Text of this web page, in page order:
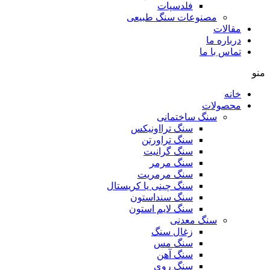
فلدسپات
مصنوعات سنگ طبیعی
مقالات
درباره ما
تماس با ما
منو
خانه
محصولات
سنگ ساختمانی
سنگ ترااونیکس
سنگ تراورتن
سنگ گرانیت
سنگ مرمر
سنگ مرمریت
سنگ چینی یا کریستال
سنگ سنداستون
سنگ لایم استون
سنگ معدنی
زغال سنگ
سنگ مس
سنگ آهن
سنگ روی